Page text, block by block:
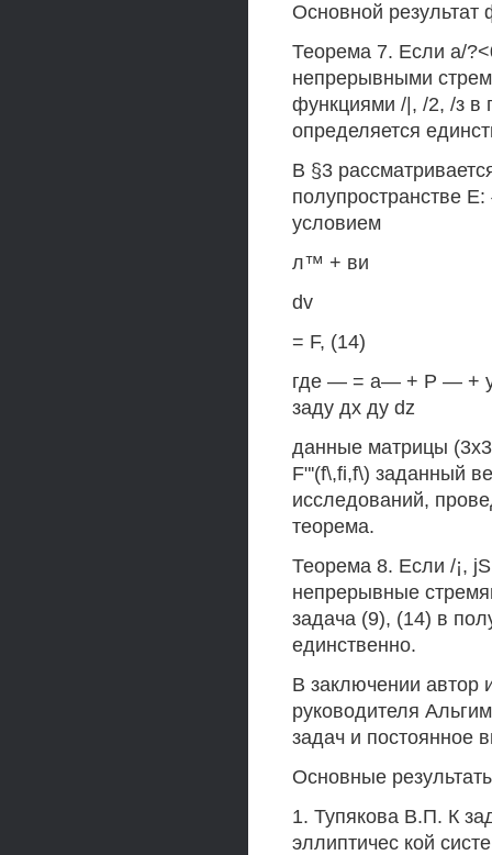
Основной
Теорема 7. Если а/
непрерывными
функциями /|, /2, /з в
определяется
В §3
полупространстве
условием
л™ + ви
dv
= F, (14)
где — = a— + P — +
заду дх ду dz
данные матрицы
F"'(f\,fi,f\) заданный
исследований,
теорема.
Теорема 8. Если /¡,
непрерывные
задача (9), (14) в
единственно.
В заключении автор
руководителя
задач и постоянное
Основные
1. Тупякова В.П. К
эллиптичес кой